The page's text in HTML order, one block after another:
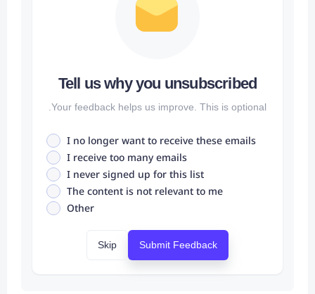
Tell us why you
Your feedback helps us improve. This is
I no longer want to receive these
I receive too many emails
I never signed up for this list
The content is not relevant to me
Submit Feedback
Skip